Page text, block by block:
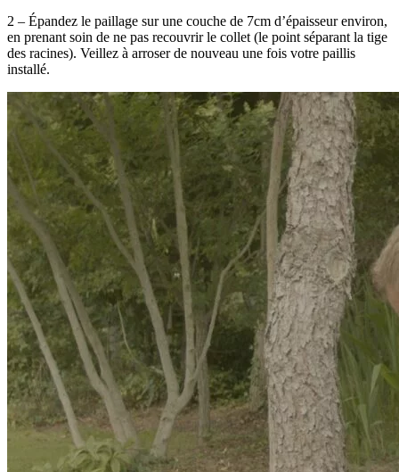
2 – Épandez le paillage sur une couche de 7cm d’épaisseur environ,
en prenant soin de ne pas recouvrir le collet (le point séparant la tige
des racines). Veillez à arroser de nouveau une fois votre paillis
installé.